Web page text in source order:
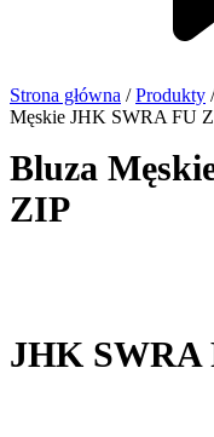
Strona główna /Produkty
Męskie JHK SWRA FU
Bluza
ZIP
JHK SWRA